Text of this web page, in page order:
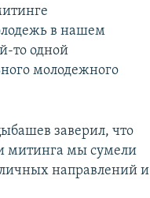
в нашем
то одной
молодежного
заверил, что
митинга мы сумели
направлений и